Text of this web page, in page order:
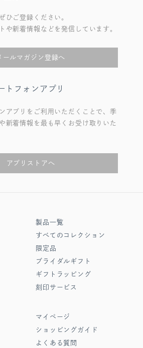
ひご登録ください。
や新着情報などを発信しています。
ールマガジン登録へ
トフォンアプリ
アプリをご利用いただくことで、季
新着情報を最も早くお受け取りいた
アプリストアへ
製品一覧
すべてのコレクション
限定品
ブライダルギフト
ギフトラッピング
刻印サービス
マイページ
ショッピングガイド
よくある質問